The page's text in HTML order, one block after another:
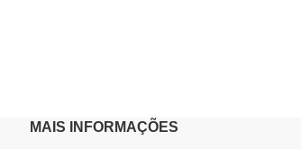
MAIS INFORMAÇÕES